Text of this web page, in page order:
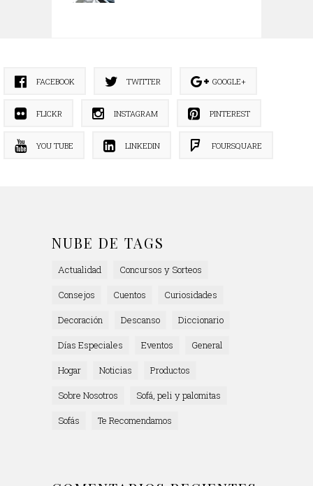
FACEBOOK TWITTER GOOGLE+
FLICKR INSTAGRAM PINTEREST
YOU TUBE LINKEDIN FOURSQUARE
NUBE DE TAGS
Actualidad
Concursos y Sorteos
Consejos
Cuentos
Curiosidades
Decoración
Descanso
Diccionario
Días Especiales
Eventos
General
Hogar
Noticias
Productos
Sobre Nosotros
Sofá, peli y palomitas
Sofás
Te Recomendamos